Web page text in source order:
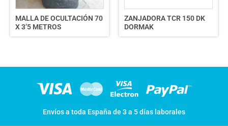
MALLA DE OCULTACIÓN 70
X 3’5 METROS
ZANJADORA TCR 150 DK
DORMAK
Envíos a toda España de 3 a 5 días laborales